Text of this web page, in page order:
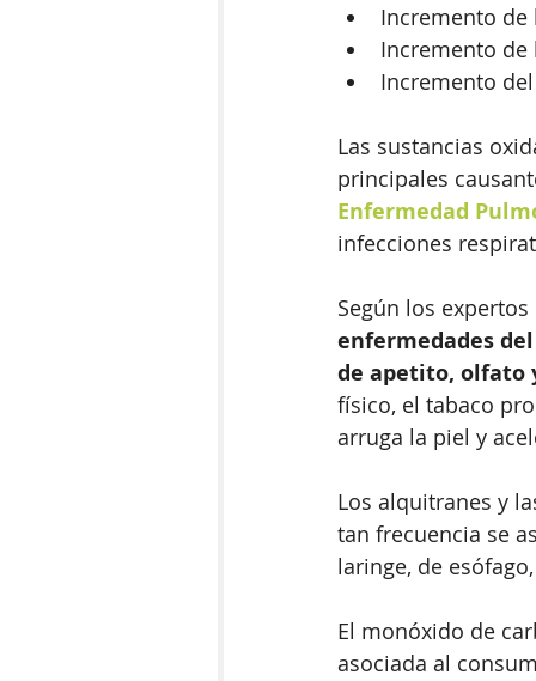
Incremento de
Incremento de
Incremento
Las sustancias
principales
Enfermedad
infecciones
Según los
enfermedades
de apetito, olfato
físico, el tabaco
arruga la piel y
Los alquitranes y
tan frecuencia se
laringe, de
El monóxido de
asociada al